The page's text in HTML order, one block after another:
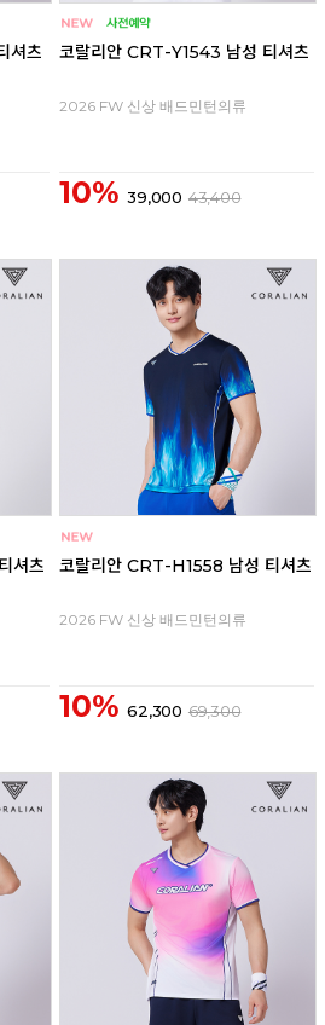
셔츠 코랄리안 CRT-Y1543 남성 티셔츠
2026 FW 신상 배드민턴의류
10% 39,000 43,400
셔츠 코랄리안 CRT-H1558 남성 티셔츠
2026 FW 신상 배드민턴의류
10% 62,300 69,300